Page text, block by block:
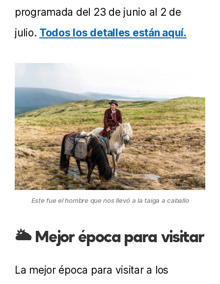
programada del 23 de junio al 2 de
julio. Todos los detalles están aquí.
Este fue el hombre que nos llevó a la taiga a caballo
🌥️ Mejor época para visitar
La mejor época para visitar a los